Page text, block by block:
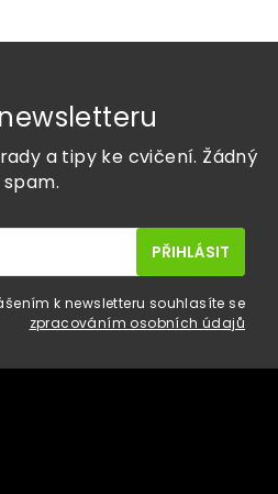
a tipy ke cvičení. Žádný
spam.
k newsletteru souhlasíte se
zpracováním osobních údajů